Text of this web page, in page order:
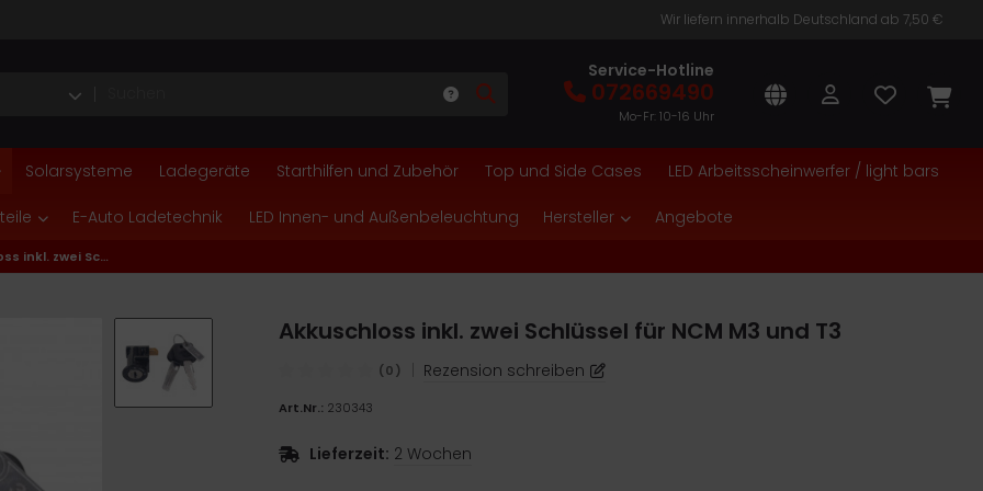
Wir liefern innerhalb Deutschland ab 7,50 €
Service-Hotline
072669490
Mo-Fr: 10-16 Uhr
Solarsysteme Ladegeräte Starthilfen und Zubehör Top und Side Cases LED Arbeitsscheinwerfer / light bars
E-Auto Ladetechnik LED Innen- und Außenbeleuchtung Hersteller Angebote
Akkuschloss inkl. zwei Schlüssel für NCM M3 und T3
Akkuschloss inkl. zwei Schlüssel für NCM M3 und T3
(0) Rezension schreiben
Art.Nr.: 230343
Lieferzeit: 2 Wochen